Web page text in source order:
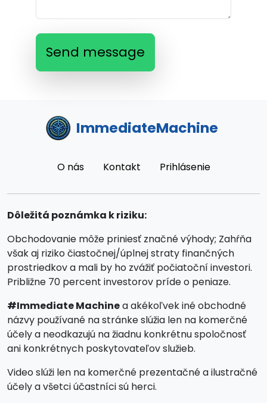
Send message
ImmediateMachine
O nás Kontakt Prihlásenie
Dôležitá poznámka k riziku:
Obchodovanie môže priniesť značné výhody; Zahŕňa
však aj riziko čiastočnej/úplnej straty finančných
prostriedkov a mali by ho zvážiť počiatoční investori.
Približne 70 percent investorov príde o peniaze.
#Immediate Machinea akékoľvek iné obchodné
názvy používané na stránke slúžia len na komerčné
účely a neodkazujú na žiadnu konkrétnu spoločnosť
ani konkrétnych poskytovateľov služieb.
Video slúži len na komerčné prezentačné a ilustračné
účely a všetci účastníci sú herci.